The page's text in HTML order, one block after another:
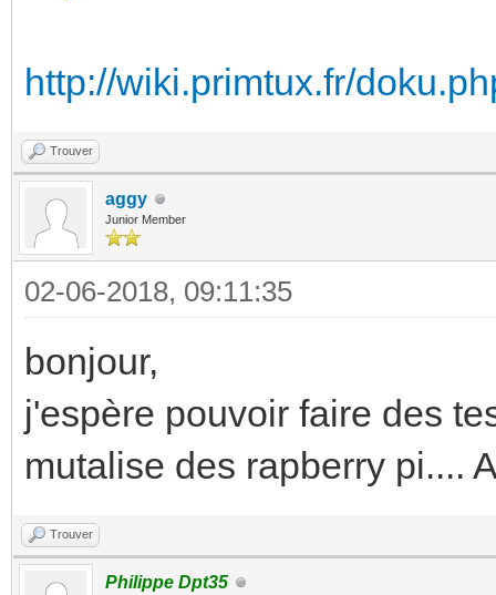
http://wiki.primtux.fr/
Trouver
aggy
Junior Member
02-06-2018, 09:11:35
bonjour,
j'espère pouvoir faire des
mutalise des rapberry pi....
Trouver
Philippe Dpt35